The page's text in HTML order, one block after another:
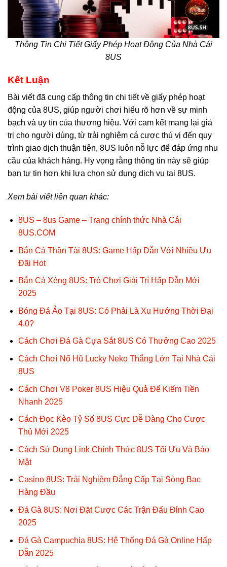
Thông Tin Chi Tiết Giấy Phép Hoạt Động Của Nhà Cái
8US
Kết Luận
Bài viết đã cung cấp thông tin chi tiết về giấy phép hoạt
động của 8US, giúp người chơi hiểu rõ hơn về sự minh
bạch và uy tín của thương hiệu. Với cam kết mang lại giá
trị cho người dùng, từ trải nghiệm cá cược thú vị đến quy
trình giao dịch thuận tiện, 8US luôn nỗ lực để đáp ứng nhu
cầu của khách hàng. Hy vọng rằng thông tin này sẽ giúp
bạn tự tin hơn khi lựa chọn sử dụng dịch vụ tại 8US.
Xem bài viết liên quan khác:
8US – 8us Game – Trang chính thức Nhà Cái
8US.COM
Bắn Cá Thần Tài 8US: Game Hấp Dẫn Với Nhiều Ưu
Đãi Hot
Bắn Cá Xèng 8US: Trò Chơi Giải Trí Hấp Dẫn Mới
2025
Bóng Đá Ảo Tại 8US: Có Phải Là Xu Hướng Thời Đại
4.0?
Cách Chơi Đá Gà Cựa Sắt 8US Có Thưởng Cao 2025
Cách Chơi Nổ Hũ Lucky Neko Thắng Lớn Tại Nhà Cái
8US
Cách Chơi V8 Poker 8US Hiệu Quả Để Kiếm Tiền
Nhanh 2025
Cách Đọc Kèo Tỷ Số 8US Cực Dễ Dàng Cho Cược
Thủ Mới 2025
Cách Sử Dụng Link Chính Thức 8US Tối Ưu Và Bảo
Mật
Casino 8US: Trải Nghiệm Đẳng Cấp Tại Sòng Bạc
Hàng Đầu
Đá Gà 8US: Nơi Đặt Cược Các Trận Đấu Đỉnh Cao
2025
Đá Gà Campuchia 8US: Hệ Thống Đá Gà Online Hấp
Dẫn 2025